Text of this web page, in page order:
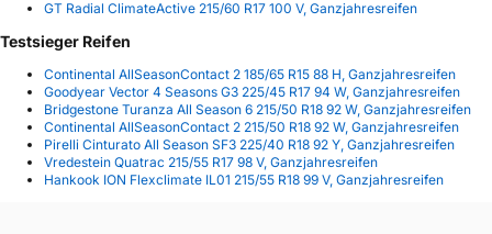
GT Radial ClimateActive 215/60 R17 100 V, Ganzjahresreifen
Testsieger Reifen
Continental AllSeasonContact 2 185/65 R15 88 H, Ganzjahresreifen
Goodyear Vector 4 Seasons G3 225/45 R17 94 W, Ganzjahresreifen
Bridgestone Turanza All Season 6 215/50 R18 92 W, Ganzjahresreifen
Continental AllSeasonContact 2 215/50 R18 92 W, Ganzjahresreifen
Pirelli Cinturato All Season SF3 225/40 R18 92 Y, Ganzjahresreifen
Vredestein Quatrac 215/55 R17 98 V, Ganzjahresreifen
Hankook ION Flexclimate IL01 215/55 R18 99 V, Ganzjahresreifen